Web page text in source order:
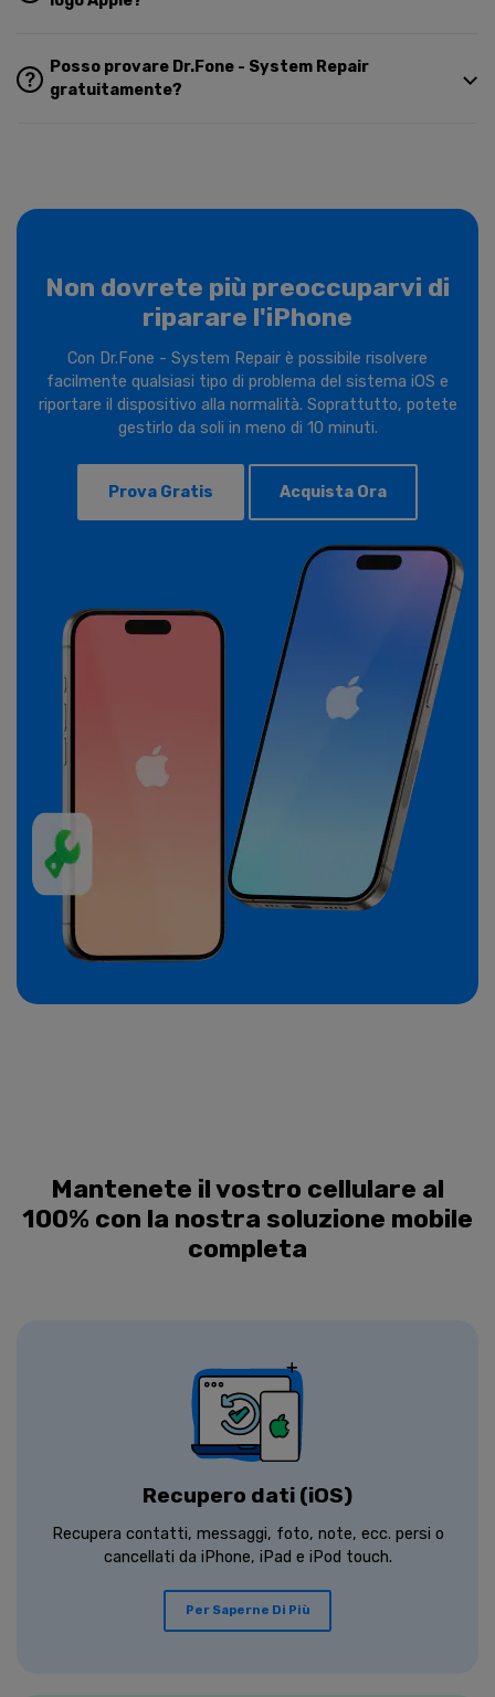
Posso provare Dr.Fone - System Repair
gratuitamente?
Non dovrete più preoccuparvi di
riparare l'iPhone
Con Dr.Fone - System Repair è possibile risolvere
facilmente qualsiasi tipo di problema del sistema iOS e
riportare il dispositivo alla normalità. Soprattutto, potete
gestirlo da soli in meno di 10 minuti.
Prova Gratis Acquista Ora
Mantenete il vostro cellulare al
100% con la nostra soluzione mobile
completa
Recupero dati (iOS)
Recupera contatti, messaggi, foto, note, ecc. persi o
cancellati da iPhone, iPad e iPod touch.
Per Saperne Di Più